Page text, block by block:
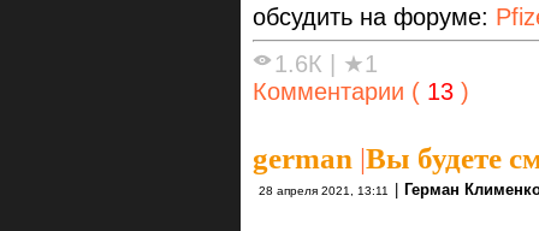
обсудить на форуме:
1.6К
★1
Комментарии ( 13 )
german |Вы будете
28 апреля 2021, 13:11 Герман